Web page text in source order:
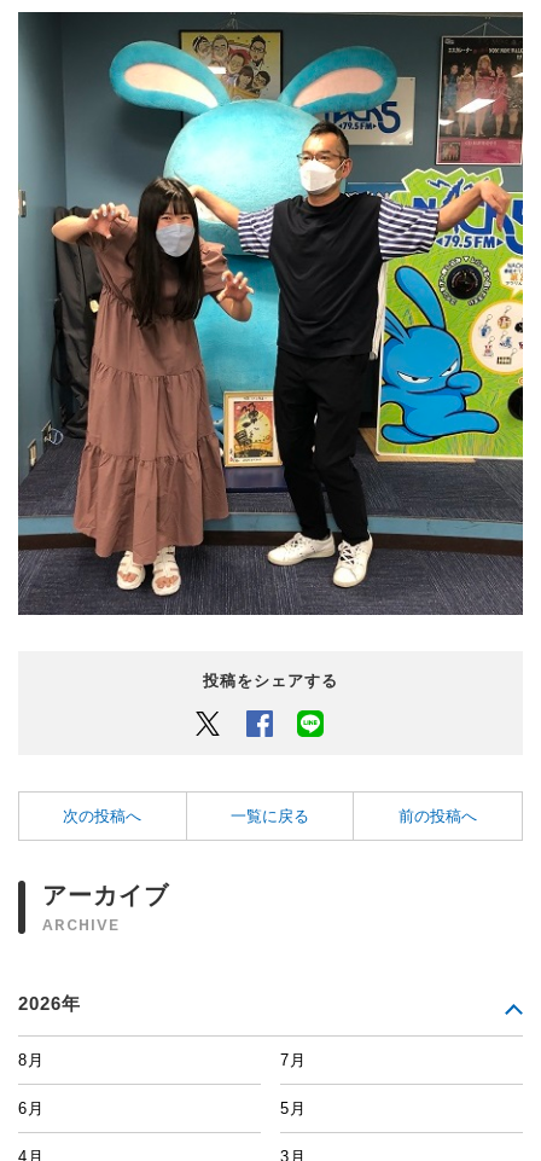
投稿をシェアする
Twitter Facebook
次の投稿へ 一覧に戻る 前の投稿へ
アーカイブ
ARCHIVE
2026年
8月 7月
6月 5月
4月 3月